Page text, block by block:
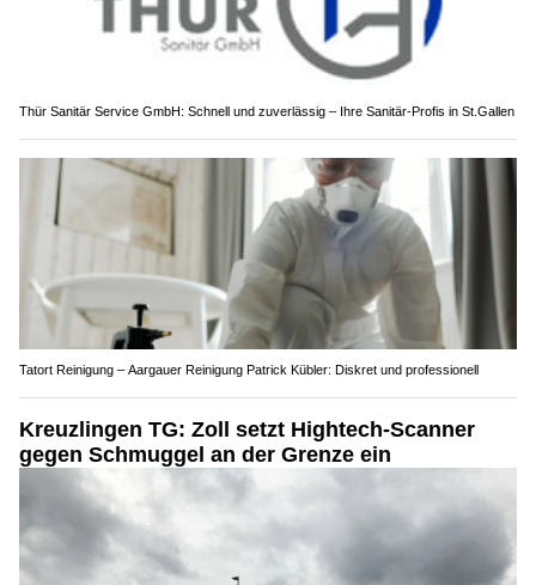
Thür Sanitär Service GmbH: Schnell und zuverlässig – Ihre Sanitär-Profis in St.Gallen
Tatort Reinigung – Aargauer Reinigung Patrick Kübler: Diskret und professionell
Kreuzlingen TG: Zoll setzt Hightech-Scanner
gegen Schmuggel an der Grenze ein